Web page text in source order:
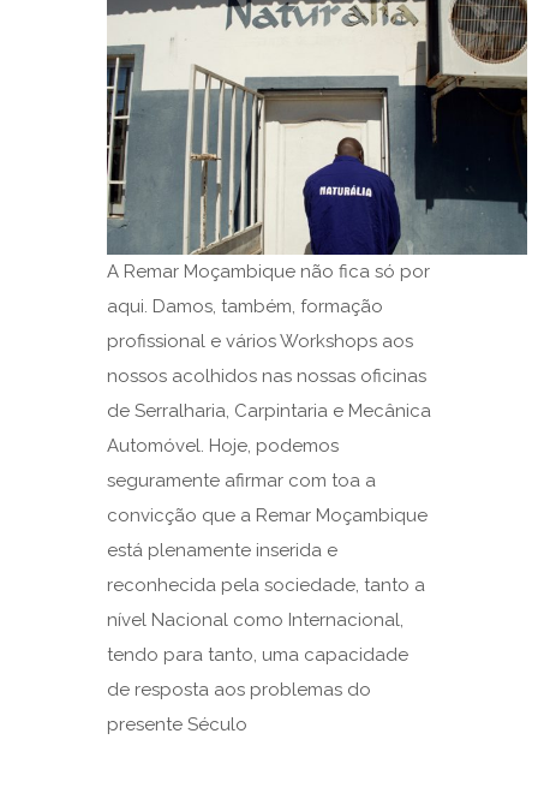
A Remar Moçambique não fica só por
aqui. Damos, também, formação
profissional e vários Workshops aos
nossos acolhidos nas nossas oficinas
de Serralharia, Carpintaria e Mecânica
Automóvel. Hoje, podemos
seguramente afirmar com toa a
convicção que a Remar Moçambique
está plenamente inserida e
reconhecida pela sociedade, tanto a
nível Nacional como Internacional,
tendo para tanto, uma capacidade
de resposta aos problemas do
presente Século